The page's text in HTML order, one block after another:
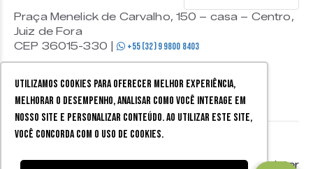
Utilizamos cookies para oferecer melhor experiência,
melhorar o desempenho, analisar como você interage em
nosso site e personalizar conteúdo. Ao utilizar este site,
você concorda com o uso de cookies.
Praça Menelick de Carvalho, 150 – casa – Centro,
Juiz de Fora
CEP 36015-330 |
+55 (32) 9 9800 8403
Mobister